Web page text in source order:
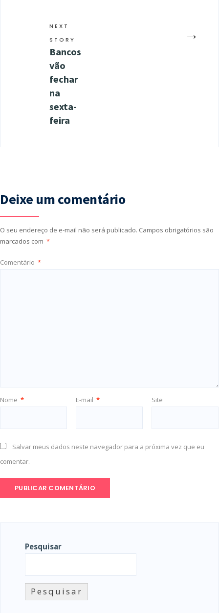
→
NEXT
STORY
Bancos
vão
fechar
na
sexta-
feira
Deixe um comentário
O seu endereço de e-mail não será publicado. Campos obrigatórios são
marcados com *
Comentário *
Nome * E-mail * Site
Salvar meus dados neste navegador para a próxima vez que eu
comentar.
Pesquisar
Pesquisar